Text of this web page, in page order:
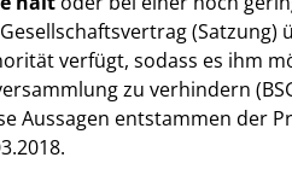
(Satzung)
verfügt, sodass es ihm
zu verhindern
Aussagen entstammen der